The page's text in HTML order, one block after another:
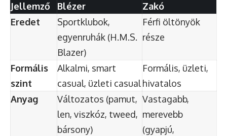
Jellemző Blézer
Zakó
Eredet
Sportklubok,
egyenruhák (H.M.S.
Blazer)
Férfi öltönyök
része
Formális
szint
Alkalmi, smart
casual, üzleti casual
Formális, üzleti,
hivatalos
Anyag
Változatos (pamut,
len, viszkóz, tweed,
bársony)
Vastagabb,
merevebb
(gyapjú,